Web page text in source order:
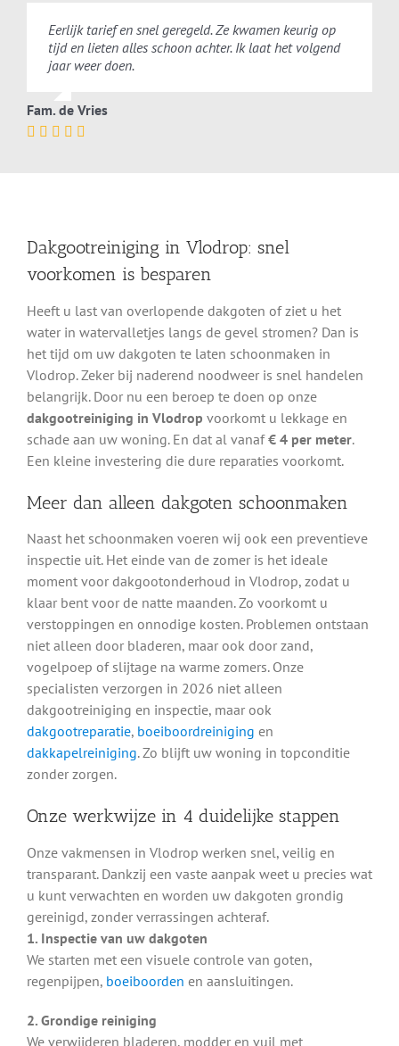
Eerlijk tarief en snel geregeld. Ze kwamen keurig op
tijd en lieten alles schoon achter. Ik laat het volgend
jaar weer doen.
Fam. de Vries
Dakgootreiniging in Vlodrop: snel
voorkomen is besparen
Heeft u last van overlopende dakgoten of ziet u het
water in watervalletjes langs de gevel stromen? Dan is
het tijd om uw dakgoten te laten schoonmaken in
Vlodrop. Zeker bij naderend noodweer is snel handelen
belangrijk. Door nu een beroep te doen op onze
dakgootreiniging in Vlodrop voorkomt u lekkage en
schade aan uw woning. En dat al vanaf€ 4 per meter.
Een kleine investering die dure reparaties voorkomt.
Meer dan alleen dakgoten schoonmaken
Naast het schoonmaken voeren wij ook een preventieve
inspectie uit. Het einde van de zomer is het ideale
moment voor dakgootonderhoud in Vlodrop, zodat u
klaar bent voor de natte maanden. Zo voorkomt u
verstoppingen en onnodige kosten. Problemen ontstaan
niet alleen door bladeren, maar ook door zand,
vogelpoep of slijtage na warme zomers. Onze
specialisten verzorgen in 2026 niet alleen
dakgootreiniging en inspectie, maar ook
dakgootreparatie, boeiboordreiniging en
dakkapelreiniging. Zo blijft uw woning in topconditie
zonder zorgen.
Onze werkwijze in 4 duidelijke stappen
Onze vakmensen in Vlodrop werken snel, veilig en
transparant. Dankzij een vaste aanpak weet u precies wat
u kunt verwachten en worden uw dakgoten grondig
gereinigd, zonder verrassingen achteraf.
1. Inspectie van uw dakgoten
We starten met een visuele controle van goten,
regenpijpen, boeiboorden en aansluitingen.
2. Grondige reiniging
We verwijderen bladeren, modder en vuil met